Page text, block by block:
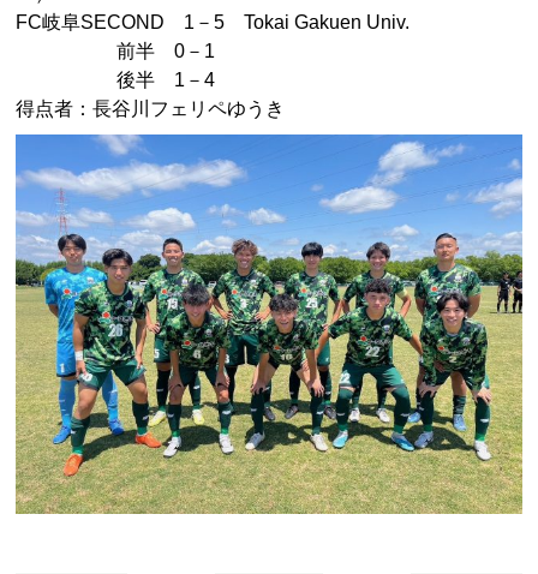
FC岐阜SECOND 1－5 Tokai Gakuen Univ.
前半 0－1
後半 1－4
得点者：長谷川フェリペゆうき